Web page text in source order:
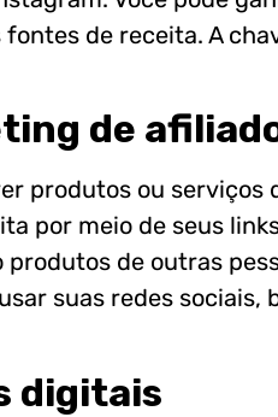
de receita. A
de
produtos ou serviços
por meio de seus
de outras
suas redes sociais,
digitais